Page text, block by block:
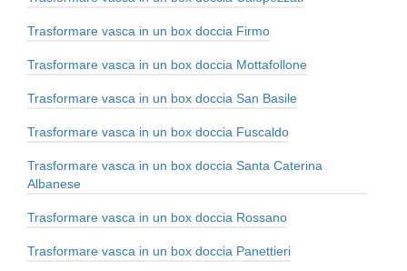
Trasformare vasca in un box doccia Firmo
Trasformare vasca in un box doccia Mottafollone
Trasformare vasca in un box doccia San Basile
Trasformare vasca in un box doccia Fuscaldo
Trasformare vasca in un box doccia Santa Caterina
Albanese
Trasformare vasca in un box doccia Rossano
Trasformare vasca in un box doccia Panettieri